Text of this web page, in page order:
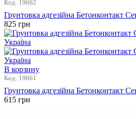
В корзину
Код: 19662
Грунтовка адгезійна Бетонконтакт
825 грн
В корзину